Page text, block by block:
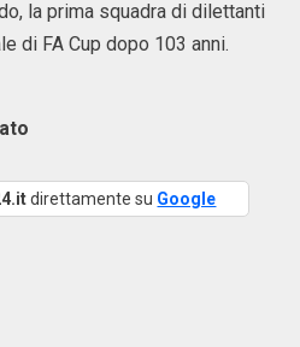
la prima squadra di dilettanti
di FA Cup dopo 103 anni.
direttamente su Google